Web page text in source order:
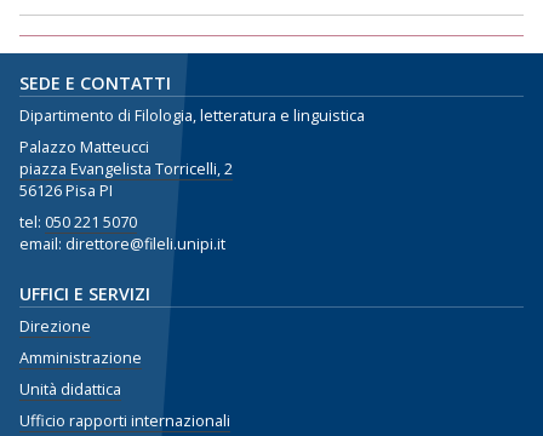
SEDE E CONTATTI
Dipartimento di Filologia, letteratura e linguistica
Palazzo Matteucci
piazza Evangelista Torricelli, 2
56126 Pisa PI
tel: 050 221 5070
email: direttore@fileli.unipi.it
UFFICI E SERVIZI
Direzione
Amministrazione
Unità didattica
Ufficio rapporti internazionali